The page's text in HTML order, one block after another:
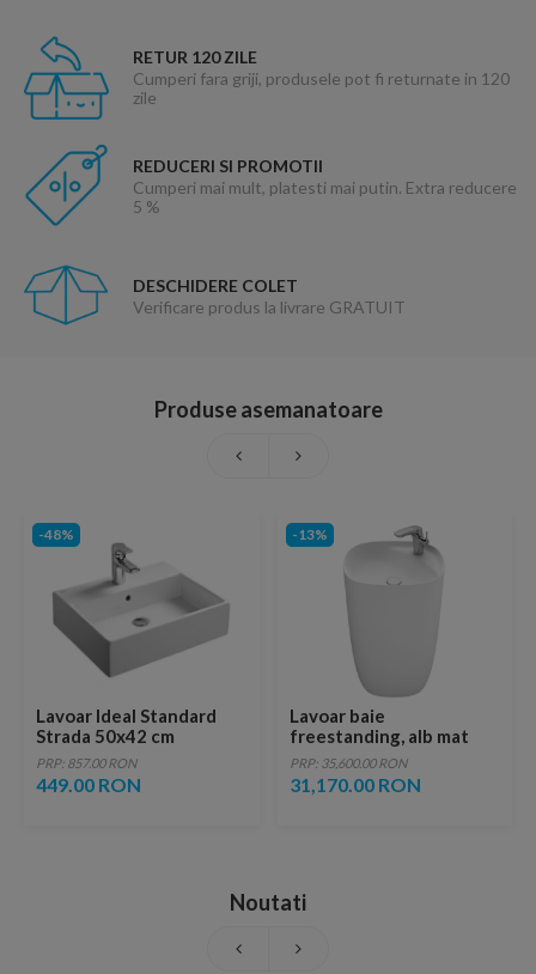
RETUR 120 ZILE
Cumperi fara griji, produsele pot fi returnate in 120
zile
REDUCERI SI PROMOTII
Cumperi mai mult, platesti mai putin. Extra reducere
5 %
DESCHIDERE COLET
Verificare produs la livrare GRATUIT
Produse asemanatoare
-48%
Lavoar Ideal Standard
Strada 50x42 cm
PRP: 857.00 RON
449.00 RON
-13%
Lavoar baie
freestanding, alb mat
Roca Beyond 50x45 cm
PRP: 35,600.00 RON
31,170.00 RON
Noutati